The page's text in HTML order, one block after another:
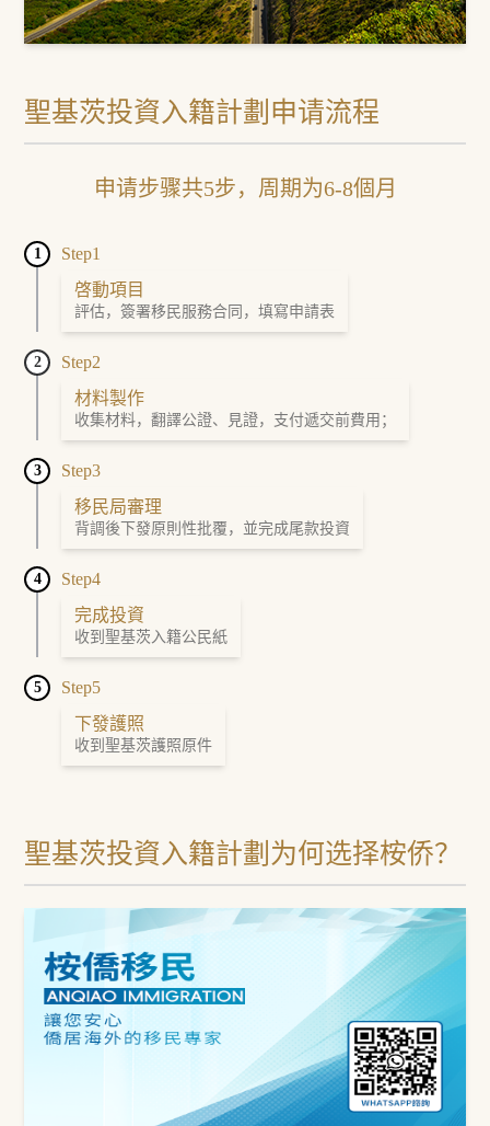
聖基茨投資入籍計劃申请流程
申请步骤共5步，周期为6-8個月
1
Step1
啓動項目
評估，簽署移民服務合同，填寫申請表
2
Step2
材料製作
收集材料，翻譯公證、見證，支付遞交前費用；
3
Step3
移民局審理
背調後下發原則性批覆，並完成尾款投資
4
Step4
完成投資
收到聖基茨入籍公民紙
5
Step5
下發護照
收到聖基茨護照原件
聖基茨投資入籍計劃为何选择桉侨？